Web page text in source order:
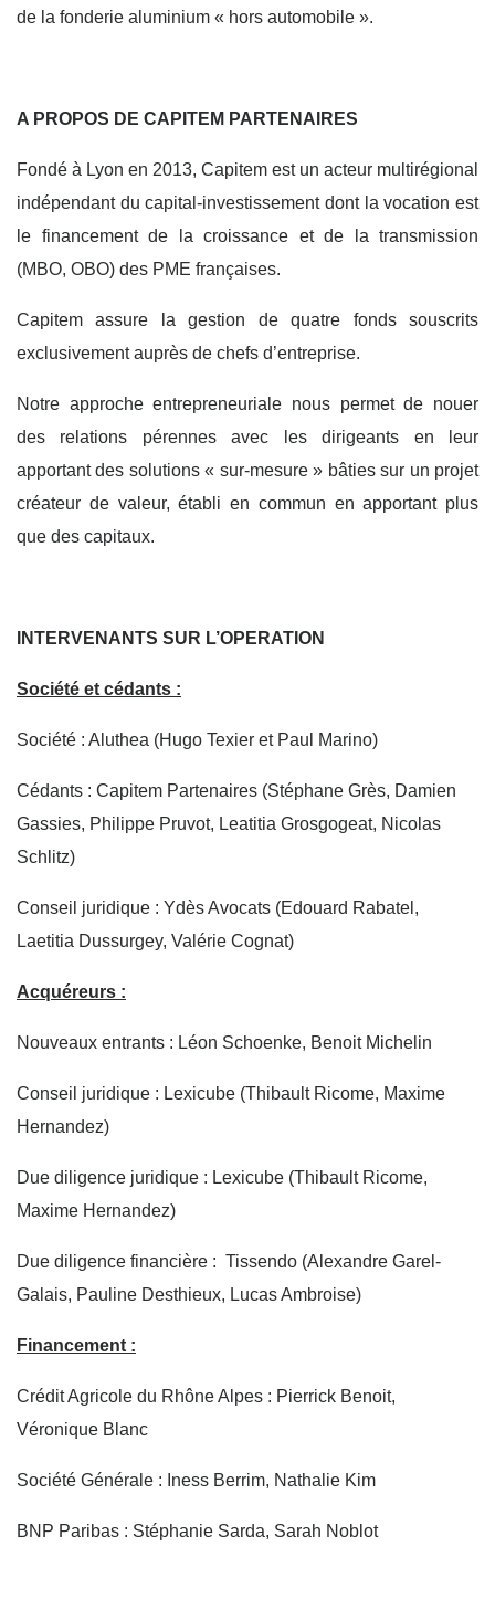
de la fonderie aluminium « hors automobile ».
A PROPOS DE CAPITEM PARTENAIRES
Fondé à Lyon en 2013, Capitem est un acteur multirégional
indépendant du capital-investissement dont la vocation est
le financement de la croissance et de la transmission
(MBO, OBO) des PME françaises.
Capitem assure la gestion de quatre fonds souscrits
exclusivement auprès de chefs d’entreprise.
Notre approche entrepreneuriale nous permet de nouer
des relations pérennes avec les dirigeants en leur
apportant des solutions « sur-mesure » bâties sur un projet
créateur de valeur, établi en commun en apportant plus
que des capitaux.
INTERVENANTS SUR L’OPERATION
Société et cédants :
Société : Aluthea (Hugo Texier et Paul Marino)
Cédants : Capitem Partenaires (Stéphane Grès, Damien
Gassies, Philippe Pruvot, Leatitia Grosgogeat, Nicolas
Schlitz)
Conseil juridique : Ydès Avocats (Edouard Rabatel,
Laetitia Dussurgey, Valérie Cognat)
Acquéreurs :
Nouveaux entrants : Léon Schoenke, Benoit Michelin
Conseil juridique : Lexicube (Thibault Ricome, Maxime
Hernandez)
Due diligence juridique : Lexicube (Thibault Ricome,
Maxime Hernandez)
Due diligence financière : Tissendo (Alexandre Garel-
Galais, Pauline Desthieux, Lucas Ambroise)
Financement :
Crédit Agricole du Rhône Alpes : Pierrick Benoit,
Véronique Blanc
Société Générale : Iness Berrim, Nathalie Kim
BNP Paribas : Stéphanie Sarda, Sarah Noblot